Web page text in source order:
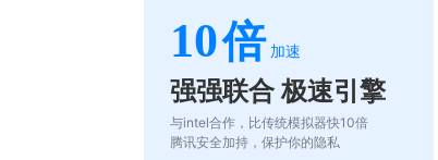
10倍 加速
强强联合 极速引擎
与intel合作，比传统模拟器快10倍
腾讯安全加持，保护你的隐私